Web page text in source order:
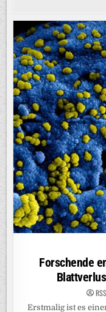
Forschende
Erstmalig ist es